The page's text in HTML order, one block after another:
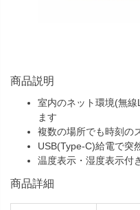
商品説明
室内のネット環境(無
ます
複数の場所でも時刻の
USB(Type-C)給電で突
温度表示・湿度表示付
商品詳細